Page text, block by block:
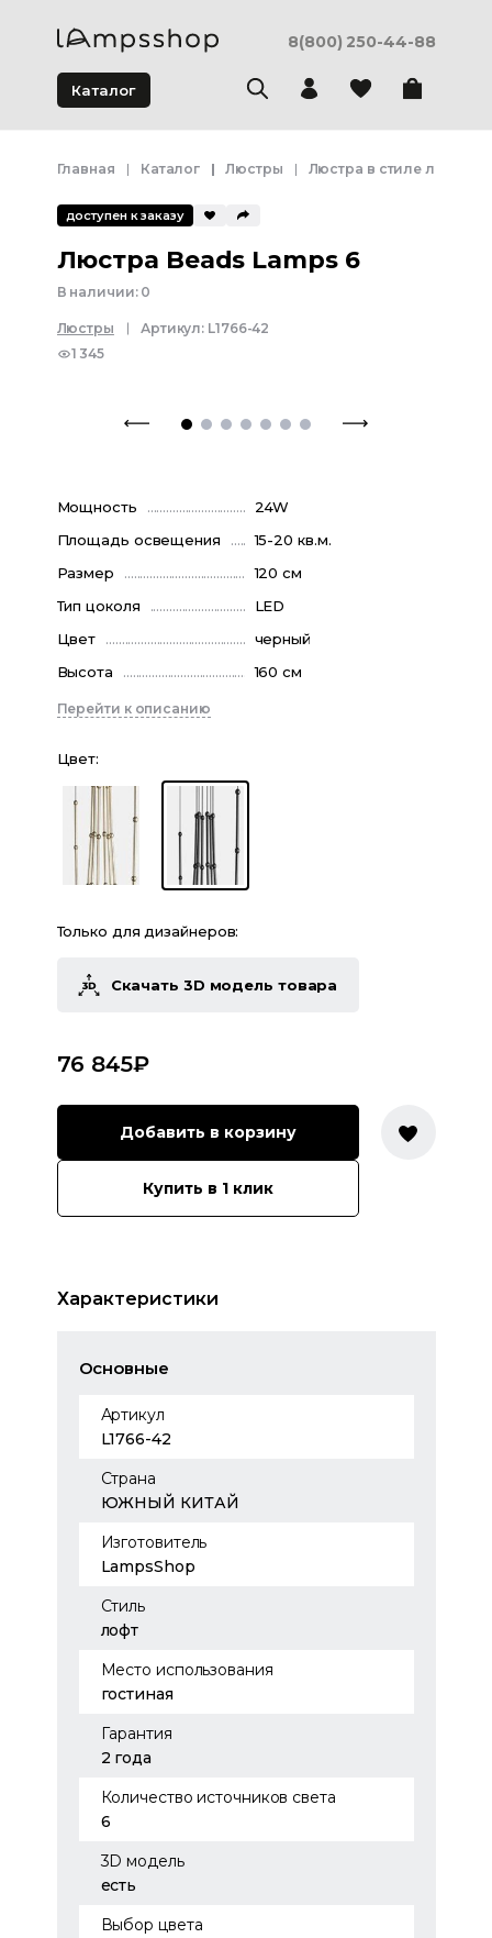
8(800) 250-44-88
Каталог
Главная Каталог Люстры Люстра в стиле лофт
доступен к заказу
Люстра Beads Lamps 6
В наличии: 0
Люстры Артикул: L1766-42
1 345
Мощность
24W
Площадь освещения
15-20 кв.м.
Размер
120 см
Тип цоколя
LED
Цвет
черный
Высота
160 см
Перейти к описанию
Цвет:
Только для дизайнеров:
Скачать 3D модель товара
76 845₽
Добавить в корзину
Купить в 1 клик
Характеристики
Основные
Артикул
L1766-42
Страна
ЮЖНЫЙ КИТАЙ
Изготовитель
LampsShop
Стиль
лофт
Место использования
гостиная
Гарантия
2 года
Количество источников света
6
3D модель
есть
Выбор цвета